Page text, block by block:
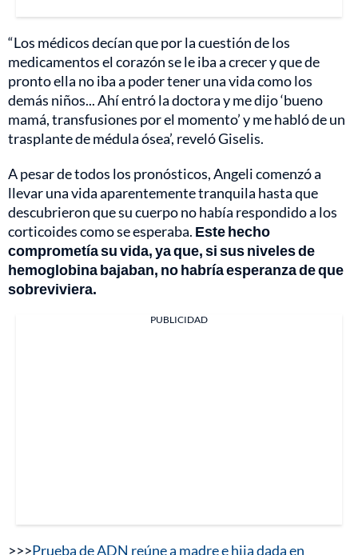
“Los médicos decían que por la cuestión de los
medicamentos el corazón se le iba a crecer y que de
pronto ella no iba a poder tener una vida como los
demás niños... Ahí entró la doctora y me dijo ‘bueno
mamá, transfusiones por el momento’ y me habló de un
trasplante de médula ósea’, reveló Giselis.
A pesar de todos los pronósticos, Angeli comenzó a
llevar una vida aparentemente tranquila hasta que
descubrieron que su cuerpo no había respondido a los
corticoides como se esperaba. Este hecho
comprometía su vida, ya que, si sus niveles de
hemoglobina bajaban, no habría esperanza de que
sobreviviera.
PUBLICIDAD
>>>Prueba de ADN reúne a madre e hija dada en